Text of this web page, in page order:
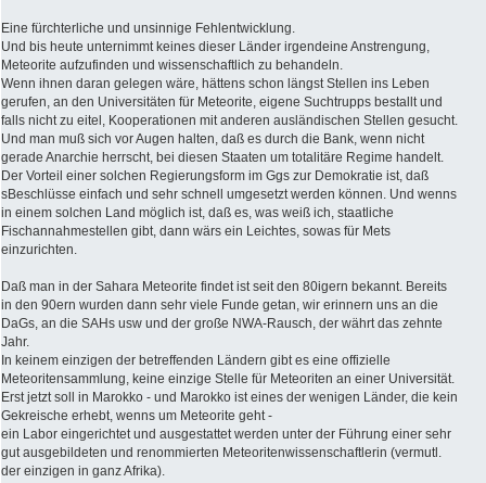
Eine fürchterliche und unsinnige Fehlentwicklung.
Und bis heute unternimmt keines dieser Länder irgendeine Anstrengung,
Meteorite aufzufinden und wissenschaftlich zu behandeln.
Wenn ihnen daran gelegen wäre, hättens schon längst Stellen ins Leben
gerufen, an den Universitäten für Meteorite, eigene Suchtrupps bestallt und
falls nicht zu eitel, Kooperationen mit anderen ausländischen Stellen gesucht.
Und man muß sich vor Augen halten, daß es durch die Bank, wenn nicht
gerade Anarchie herrscht, bei diesen Staaten um totalitäre Regime handelt.
Der Vorteil einer solchen Regierungsform im Ggs zur Demokratie ist, daß
sBeschlüsse einfach und sehr schnell umgesetzt werden können. Und wenns
in einem solchen Land möglich ist, daß es, was weiß ich, staatliche
Fischannahmestellen gibt, dann wärs ein Leichtes, sowas für Mets
einzurichten.
Daß man in der Sahara Meteorite findet ist seit den 80igern bekannt. Bereits
in den 90ern wurden dann sehr viele Funde getan, wir erinnern uns an die
DaGs, an die SAHs usw und der große NWA-Rausch, der währt das zehnte
Jahr.
In keinem einzigen der betreffenden Ländern gibt es eine offizielle
Meteoritensammlung, keine einzige Stelle für Meteoriten an einer Universität.
Erst jetzt soll in Marokko - und Marokko ist eines der wenigen Länder, die kein
Gekreische erhebt, wenns um Meteorite geht -
ein Labor eingerichtet und ausgestattet werden unter der Führung einer sehr
gut ausgebildeten und renommierten Meteoritenwissenschaftlerin (vermutl.
der einzigen in ganz Afrika).